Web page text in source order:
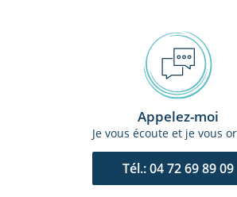
Appelez-moi
Je vous écoute et je vous
Tél.: 04 72 69 89 09